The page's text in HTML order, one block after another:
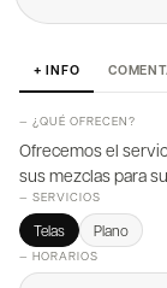
+ INFO
— ¿QUÉ OFRECEN?
Ofrecemos el
sus mezclas para
— SERVICIOS
Telas Plano
— HORARIOS